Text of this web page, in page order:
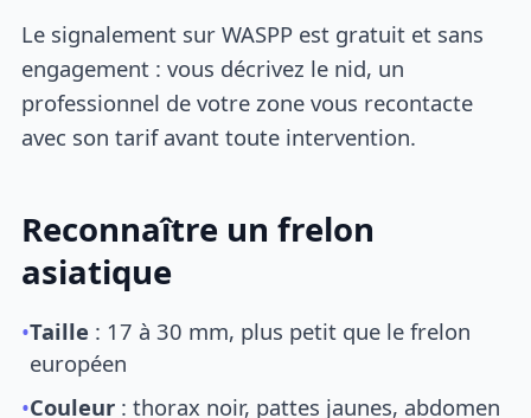
Le signalement sur WASPP est gratuit et sans
engagement : vous décrivez le nid, un
professionnel de votre zone vous recontacte
avec son tarif avant toute intervention.
Reconnaître un frelon
asiatique
•Taille : 17 à 30 mm, plus petit que le frelon
européen
•Couleur : thorax noir, pattes jaunes, abdomen